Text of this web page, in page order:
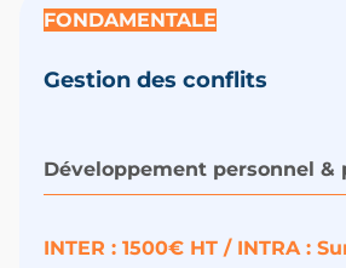
FONDAMENTALE
Gestion des conflits
Développement personnel &
INTER : 1500€ HT / INTRA :